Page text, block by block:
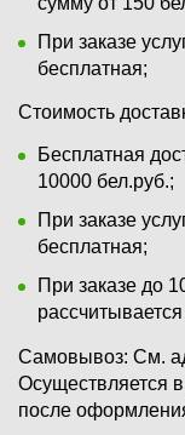
При заказе
бесплатная;
Стоимость
Бесплатная
10000 бел.руб.;
При заказе
бесплатная;
При заказе до
Самовывоз: См.
Осуществляется
после